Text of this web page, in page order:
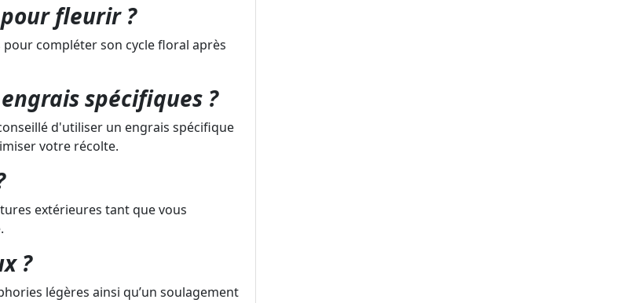
fleurir ?
compléter son cycle floral après
spécifiques ?
d'utiliser un engrais spécifique
votre récolte.
extérieures tant que vous
?
légères ainsi qu’un soulagement